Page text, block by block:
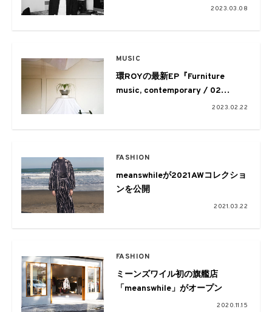
chinese red』をリリース2023.03.08
MUSIC
環ROYの最新EP『Furniture
music, contemporary / 02
2023.02.22
FASHION
meanswhileが2021AWコレクショ
ンを公開
2021.03.22
FASHION
ミーンズワイル初の旗艦店
「meanswhile」がオープン
2020.11.15